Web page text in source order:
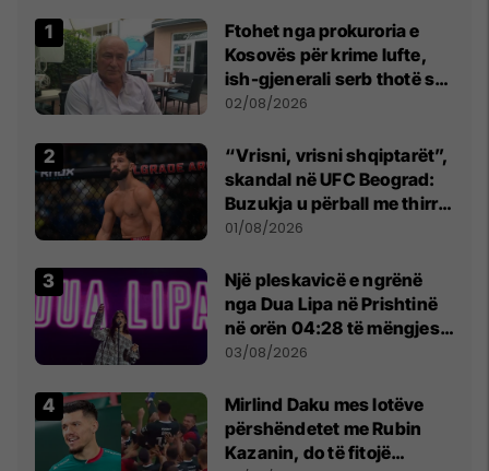
Ftohet nga prokuroria e
Kosovës për krime lufte,
ish-gjenerali serb thotë se
dikush e tradhtoi në
02/08/2026
“Vrisni, vrisni shqiptarët”,
skandal në UFC Beograd:
Buzukja u përball me thirrje
anti-shqiptare nga
01/08/2026
Një pleskavicë e ngrënë
nga Dua Lipa në Prishtinë
në orën 04:28 të mëngjesit
- dhe bota digjitale serbe
03/08/2026
Mirlind Daku mes lotëve
përshëndetet me Rubin
Kazanin, do të fitojë